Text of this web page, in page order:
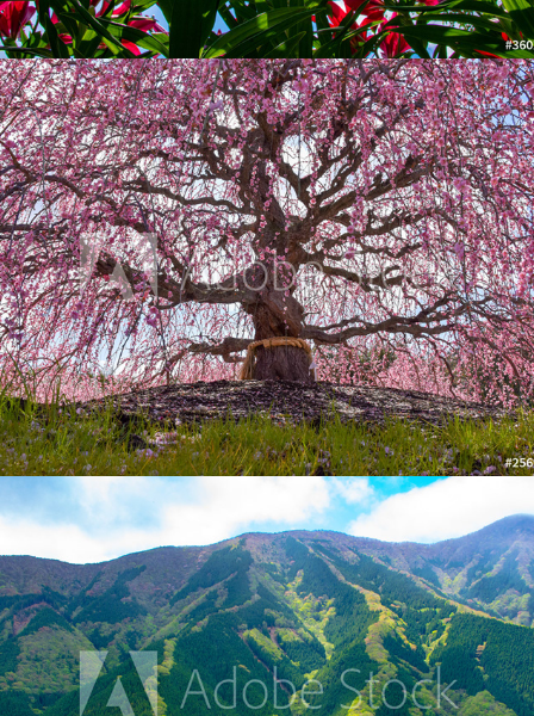
鈴鹿の森庭園枝垂れ桜
2019
行者環林道のナメゴ谷
2018